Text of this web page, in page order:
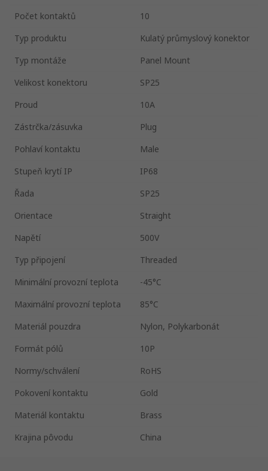
Počet kontaktů
10
Typ produktu
Kulatý průmyslový konektor
Typ montáže
Panel Mount
Velikost konektoru
SP25
Proud
10A
Zástrčka/zásuvka
Plug
Pohlaví kontaktu
Male
Stupeň krytí IP
IP68
Řada
SP25
Orientace
Straight
Napětí
500V
Typ připojení
Threaded
Minimální provozní teplota
-45°C
Maximální provozní teplota
85°C
Materiál pouzdra
Nylon, Polykarbonát
Formát pólů
10P
Normy/schválení
RoHS
Pokovení kontaktu
Gold
Materiál kontaktu
Brass
Krajina pôvodu
China